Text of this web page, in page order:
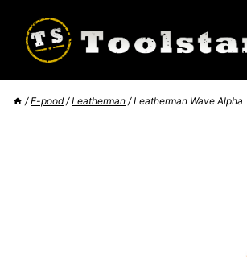
content
/ E-pood / Leatherman / Leatherman Wave Alpha